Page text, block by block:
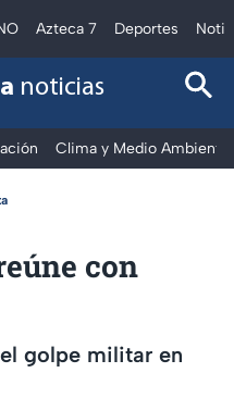
Azteca 7 Deportes
noticias
Clima y Medio Ambiente
con
golpe militar en